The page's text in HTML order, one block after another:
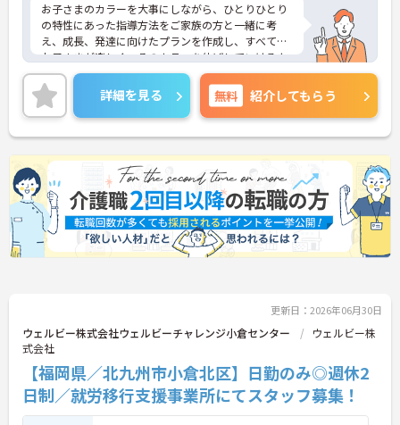
お子さまのカラーを大事にしながら、ひとりひとり
の特性にあった指導方法をご家族の方と一緒に考
え、成長、発達に向けたプランを作成し、すべての
お子さまが楽しく、そのカラーを伸ばしていけるよ
うに、各専門職が一眼となり全力でサポートしてい
ます。充実したワークライフバランスのもと、将来
的にもライフイベントを乗り越えて活躍できる環境
が整っており安心して長くご就業いただけます。子
どもが好きで子どもと関わる仕事をしたい方、育児
の経験を活かして保護者に寄り添える仕事をしたい
方、新しいことにチャレンジしていきたいという志
向性のある方などのご応募歓迎です。
ご興味ある方には、面接のポイントなど、さらに詳
細をお話致しますのでお気軽にご相談ください。
詳細を見る 無料 紹介してもらう
更新日：2026年06月30日
ウェルビー株式会社ウェルビーチャレンジ小倉センター
ウェルビー株
式会社
【福岡県／北九州市小倉北区】日勤のみ◎週休2
日制／就労移行支援事業所にてスタッフ募集！